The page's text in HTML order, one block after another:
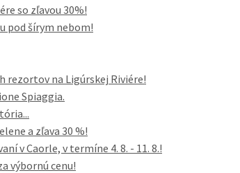
so zľavou 30%!
pod šírym nebom!
rezortov na Ligúrskej Riviére!
Spiaggia.
a zľava 30 %!
v Caorle, v termíne 4. 8. - 11. 8.!
výbornú cenu!